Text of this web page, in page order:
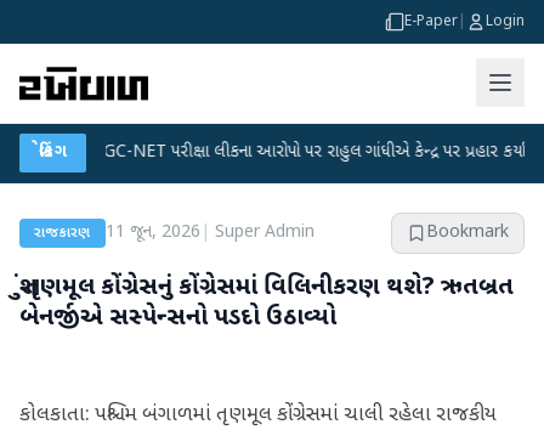
E-Paper Login
બ્રેકિંગ
UGC-NET પરીક્ષા લીકના આરોપો પર રાહુલ ગાંધીએ કેન્દ્ર પર પ્રહાર કર્યા ●
રાજકારણ 11 જૂન, 2026 Super Admin Bookmark
શું તૃણમૂલ કોંગ્રેસનું કોંગ્રેસમાં વિલિનીકરણ થશે? ઋતબ્રત
બેનર્જીએ સસ્પેન્સનો પડદો ઉઠાવ્યો
કોલકાતા: પશ્ચિમ બંગાળમાં તૃણમૂલ કોંગ્રેસમાં ચાલી રહેલા રાજકીય